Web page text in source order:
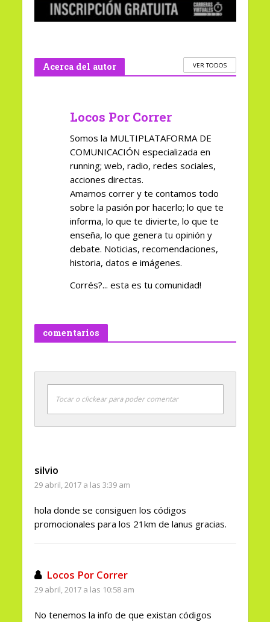
Acerca del autor VER TODOS
Locos Por Correr
Somos la MULTIPLATAFORMA DE
COMUNICACIÓN especializada en
running; web, radio, redes sociales,
acciones directas.
Amamos correr y te contamos todo
sobre la pasión por hacerlo; lo que te
informa, lo que te divierte, lo que te
enseña, lo que genera tu opinión y
debate. Noticias, recomendaciones,
historia, datos e imágenes.
Corrés?... esta es tu comunidad!
comentarios
Tocar o clickear para poder comentar
silvio
29 abril, 2017 a las 3:39 am
hola donde se consiguen los códigos
promocionales para los 21km de lanus gracias.
Locos Por Correr
29 abril, 2017 a las 10:58 am
No tenemos la info de que existan códigos